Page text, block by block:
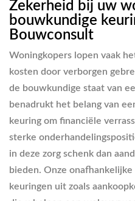
Zekerheid bij uw
bouwkundige
Bouwconsult
Woningkopers lopen vaak
kosten door verborgen
de bouwkundige staat van
benadrukt het belang van
keuring om financiële
sterke
in deze zorg schenk dan
bieden. Onze
keuringen uit zoals